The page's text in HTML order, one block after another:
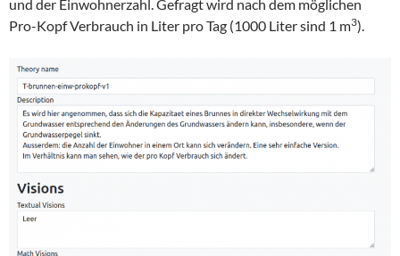
und der Einwohnerzahl. Gefragt wird nach dem möglichen
Pro-Kopf Verbrauch in Liter pro Tag (1000 Liter sind 1 m3).